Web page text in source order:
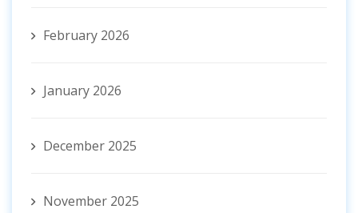
February 2026
January 2026
December 2025
November 2025